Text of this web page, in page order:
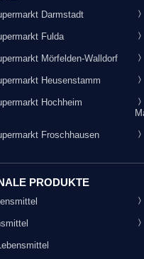
Darmstadt
Fulda
Mörfelden-Walldorf
Heusenstamm
Hochheim
Froschhausen
PRODUKTE